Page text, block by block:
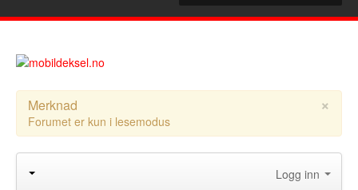
Spør mekanikeren
Nyheter
Artikler
Konseptbiler
Nyttige sider
Bilforhandlere
×
Merknad
Forumet er kun i lesemodus
Logg inn